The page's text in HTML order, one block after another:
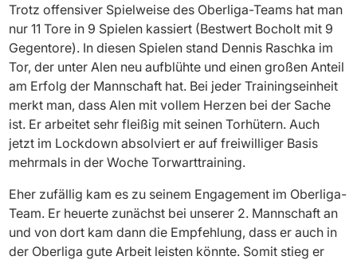
Trotz offensiver Spielweise des Oberliga-Teams hat man
nur 11 Tore in 9 Spielen kassiert (Bestwert Bocholt mit 9
Gegentore). In diesen Spielen stand Dennis Raschka im
Tor, der unter Alen neu aufblühte und einen großen Anteil
am Erfolg der Mannschaft hat. Bei jeder Trainingseinheit
merkt man, dass Alen mit vollem Herzen bei der Sache
ist. Er arbeitet sehr fleißig mit seinen Torhütern. Auch
jetzt im Lockdown absolviert er auf freiwilliger Basis
mehrmals in der Woche Torwarttraining.
Eher zufällig kam es zu seinem Engagement im Oberliga-
Team. Er heuerte zunächst bei unserer 2. Mannschaft an
und von dort kam dann die Empfehlung, dass er auch in
der Oberliga gute Arbeit leisten könnte. Somit stieg er